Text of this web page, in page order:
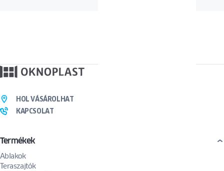
Termékek
Ablakok
Teraszajtók
HOL VÁSÁROLHAT
KAPCSOLAT